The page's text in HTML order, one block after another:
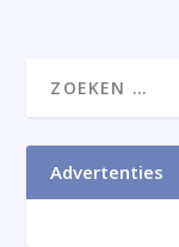
Advertenties